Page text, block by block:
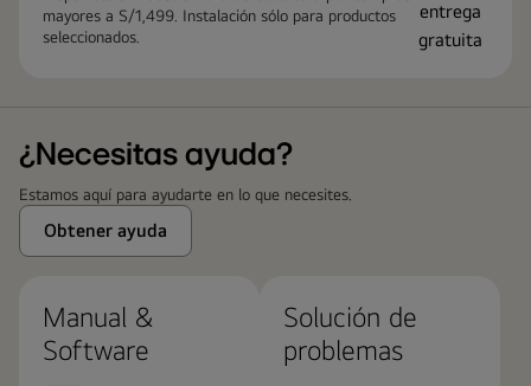
mayores a S/1,499. Instalación sólo para productos
seleccionados.
¿Necesitas ayuda?
Estamos aquí para ayudarte en lo que necesites.
Obtener ayuda
Manual &
Software
Solución de
problemas